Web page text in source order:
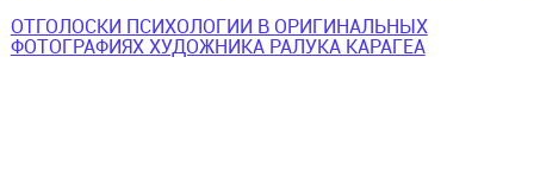
ОТГОЛОСКИ ПСИХОЛОГИИ В ОРИГИНАЛЬНЫХ
ФОТОГРАФИЯХ ХУДОЖНИКА РАЛУКА КАРАГЕА